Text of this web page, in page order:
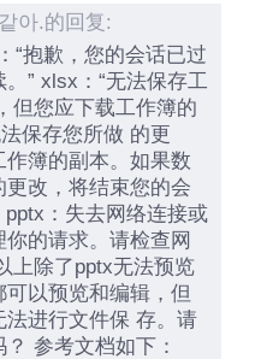
아.的回复:
“抱歉，您的会话已过
” xlsx：“无法保存工
但您应下载工作簿的
存您所做 的更
簿的副本。如果数
改，将结束您的会
的请求。请检查网
上除了pptx无法预览
以预览和编辑，但
行文件保 存。请
参考文档如下：